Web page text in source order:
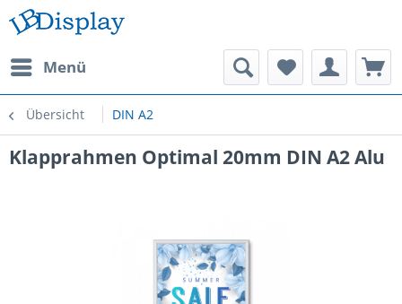
Menü
Übersicht DIN A2
Klapprahmen Optimal 20mm DIN A2 Alu